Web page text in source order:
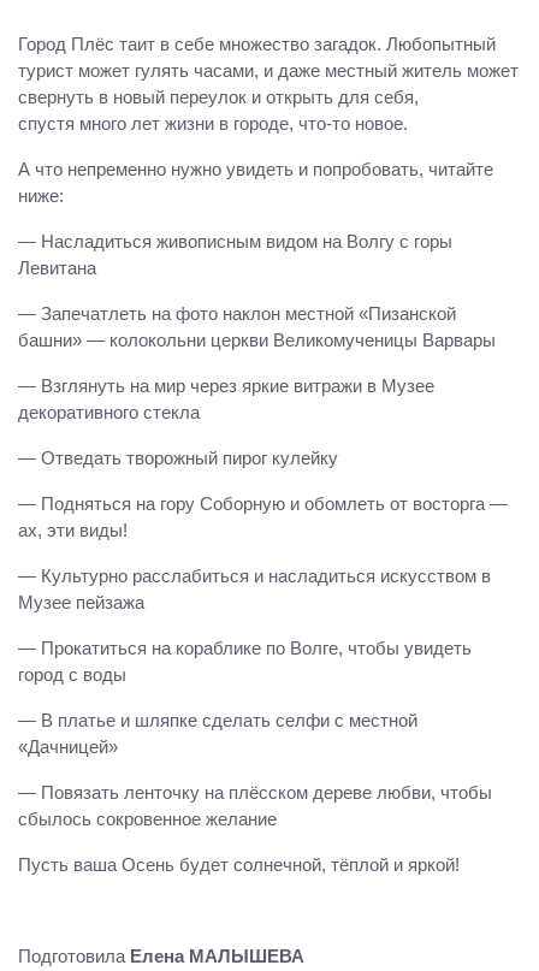
Город Плёс таит в себе множество загадок. Любопытный
турист может гулять часами, и даже местный житель может
свернуть в новый переулок и открыть для себя,
спустя много лет жизни в городе, что-то новое.
А что непременно нужно увидеть и попробовать, читайте
ниже:
— Насладиться живописным видом на Волгу с горы
Левитана
— Запечатлеть на фото наклон местной «Пизанской
башни» — колокольни церкви Великомученицы Варвары
— Взглянуть на мир через яркие витражи в Музее
декоративного стекла
— Отведать творожный пирог кулейку
— Подняться на гору Соборную и обомлеть от восторга —
ах, эти виды!
— Культурно расслабиться и насладиться искусством в
Музее пейзажа
— Прокатиться на кораблике по Волге, чтобы увидеть
город с воды
— В платье и шляпке сделать селфи с местной
«Дачницей»
— Повязать ленточку на плёсском дереве любви, чтобы
сбылось сокровенное желание
Пусть ваша Осень будет солнечной, тёплой и яркой!
Подготовила Елена МАЛЫШЕВА